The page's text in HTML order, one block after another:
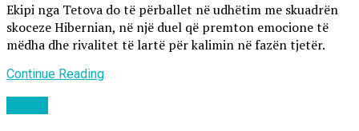
Ekipi nga Tetova do të përballet në udhëtim me skuadrën
skoceze Hibernian, në një duel që premton emocione të
mëdha dhe rivalitet të lartë për kalimin në fazën tjetër.
Continue Reading